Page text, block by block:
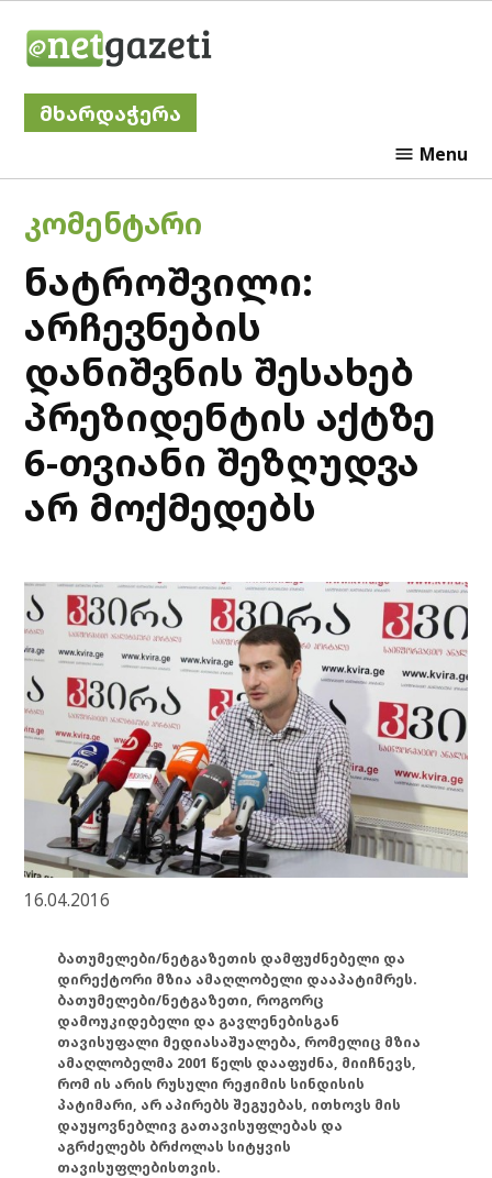
მხარდაჭერა
Menu
POSTED
IN
ᲙᲝᲛᲔᲜᲢᲐᲠᲘ
ნატროშვილი:
არჩევნების
დანიშვნის შესახებ
პრეზიდენტის აქტზე
6-თვიანი შეზღუდვა
არ მოქმედებს
16.04.2016
ბათუმელები/ნეტგაზეთის დამფუძნებელი და
დირექტორი მზია ამაღლობელი დააპატიმრეს.
ბათუმელები/ნეტგაზეთი, როგორც
დამოუკიდებელი და გავლენებისგან
თავისუფალი მედიასაშუალება, რომელიც მზია
ამაღლობელმა 2001 წელს დააფუძნა, მიიჩნევს,
რომ ის არის რუსული რეჟიმის სინდისის
პატიმარი, არ აპირებს შეგუებას, ითხოვს მის
დაუყოვნებლივ გათავისუფლებას და
აგრძელებს ბრძოლას სიტყვის
თავისუფლებისთვის.